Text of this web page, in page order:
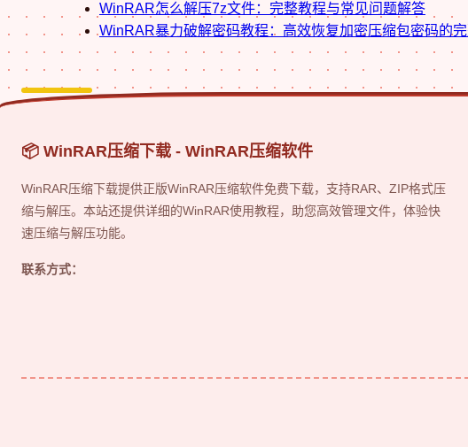
WinRAR怎么解压7z文件：完整教程与常见问题解答
WinRAR暴力破解密码教程：高效恢复加密压缩包密码的
📦 WinRAR压缩下载 - WinRAR压缩软件
WinRAR压缩下载提供正版WinRAR压缩软件免费下载，支持RAR、ZIP格式压
缩与解压。本站还提供详细的WinRAR使用教程，助您高效管理文件，体验快
速压缩与解压功能。
联系方式：